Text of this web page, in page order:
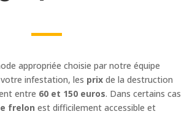
appropriée choisie par notre équipe
infestation, les prix de la destruction
entre 60 et 150 euros. Dans certains cas
frelon est difficilement accessible et